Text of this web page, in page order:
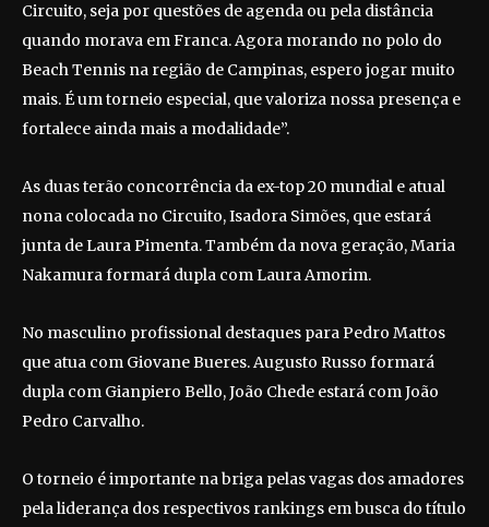
Circuito, seja por questões de agenda ou pela distância
quando morava em Franca. Agora morando no polo do
Beach Tennis na região de Campinas, espero jogar muito
mais. É um torneio especial, que valoriza nossa presença e
fortalece ainda mais a modalidade”.
As duas terão concorrência da ex-top 20 mundial e atual
nona colocada no Circuito, Isadora Simões, que estará
junta de Laura Pimenta. Também da nova geração, Maria
Nakamura formará dupla com Laura Amorim.
No masculino profissional destaques para Pedro Mattos
que atua com Giovane Bueres. Augusto Russo formará
dupla com Gianpiero Bello, João Chede estará com João
Pedro Carvalho.
O torneio é importante na briga pelas vagas dos amadores
pela liderança dos respectivos rankings em busca do título